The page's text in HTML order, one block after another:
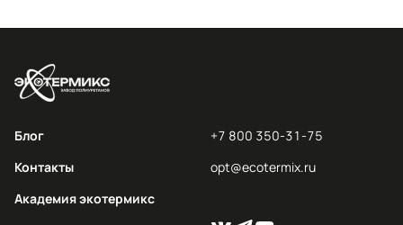
Блог
Контакты
Академия экотермикс
+7 800 350-31-75
opt@ecotermix.ru